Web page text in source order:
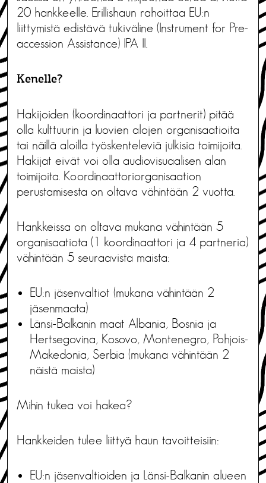
20 hankkeelle. Erillishaun rahoittaa EU:n
liittymistä edistävä tukiväline (Instrument for Pre-
accession Assistance) IPA II.
Kenelle?
Hakijoiden (koordinaattori ja partnerit) pitää
olla kulttuurin ja luovien alojen organisaatioita
tai näillä aloilla työskenteleviä julkisia toimijoita.
Hakijat eivät voi olla audiovisuaalisen alan
toimijoita. Koordinaattoriorganisaation
perustamisesta on oltava vähintään 2 vuotta.
Hankkeissa on oltava mukana vähintään 5
organisaatiota (1 koordinaattori ja 4 partneria)
vähintään 5 seuraavista maista:
EU:n jäsenvaltiot (mukana vähintään 2
jäsenmaata)
Länsi-Balkanin maat Albania, Bosnia ja
Hertsegovina, Kosovo, Montenegro, Pohjois-
Makedonia, Serbia (mukana vähintään 2
näistä maista)
Mihin tukea voi hakea?
Hankkeiden tulee liittyä haun tavoitteisiin:
EU:n jäsenvaltioiden ja Länsi-Balkanin alueen